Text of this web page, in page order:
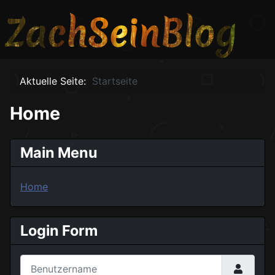
ZachSeinBlog
Aktuelle Seite: Startseite
Home
Main Menu
Home
Login Form